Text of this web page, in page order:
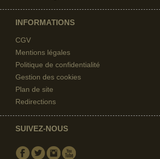
INFORMATIONS
CGV
Mentions légales
Politique de confidentialité
Gestion des cookies
Plan de site
Redirections
SUIVEZ-NOUS
Facebook
TwitterInstagram